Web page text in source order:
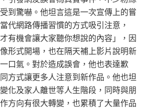
到驚嚇。他坦言這是一次宣傳上的嘗
代網路傳播習慣的方式吸引注意，
有機會讓大家聽你想說的內容」，因
形式開場，也在隔天補上影片說明新
口氣。對於造成誤會，他也表達歉
方式讓更多人注意到新作品。他也坦
化及家人離世等人生階段，同時與朋
方向有很大轉變，也累積了大量作品